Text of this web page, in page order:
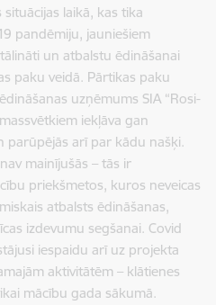
laikā, kas tika
pandēmiju, jauniešiem
un atbalstu ēdināšanai
paku veidā. Pārtikas paku
uzņēmums SIA “Rosi-
iekļāva gan
parūpējās arī par kādu našķi.
mainījušās – tās ir
priekšmetos, kuros neveicas
atbalsts ēdināšanas,
izdevumu segšanai. Covid
iespaidu arī uz projekta
aktivitātēm – klātienes
mācību gada sākumā.